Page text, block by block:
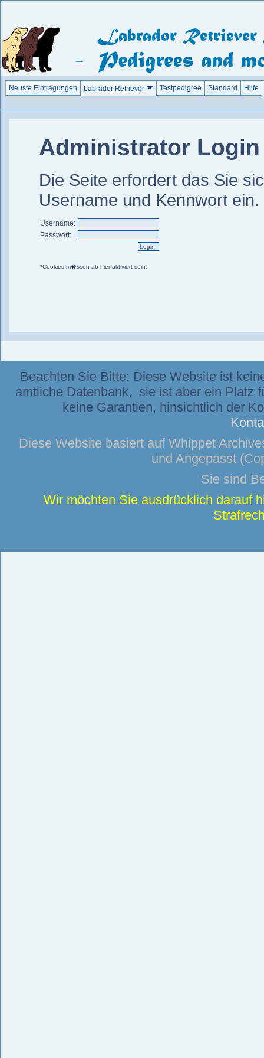
Neuste Eintragungen Labrador Retriever Testpedigree Standard Hilfe
Administrator Login
Die Seite erfordert das Sie
Username und Kennwort ein.
Username:
Passwort:
*Cookies m�ssen ab hier aktiviert sein.
Beachten Sie Bitte: Diese Website ist
amtliche Datenbank, sie ist aber ein Platz
keine Garantien, hinsichtlich der
Diese Website basiert auf Whippet
und Angepasst
Sie sind
Wir möchten Sie ausdrücklich darauf